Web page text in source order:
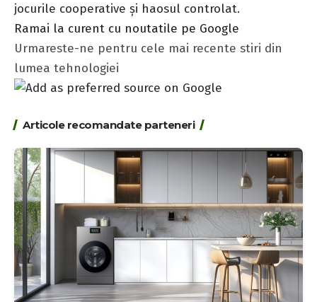
jocurile cooperative și haosul controlat.
Ramai la curent cu noutatile pe Google
Urmareste-ne pentru cele mai recente stiri din
lumea tehnologiei
Articole recomandate parteneri